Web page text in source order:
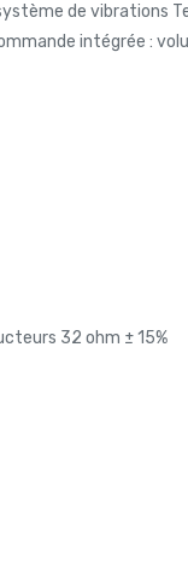
de vibrations
intégrée :
32 ohm ± 15%